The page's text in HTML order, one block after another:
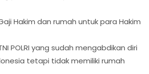
Hakim dan rumah untuk para Hakim
POLRI yang sudah mengabdikan diri
tetapi tidak memiliki rumah